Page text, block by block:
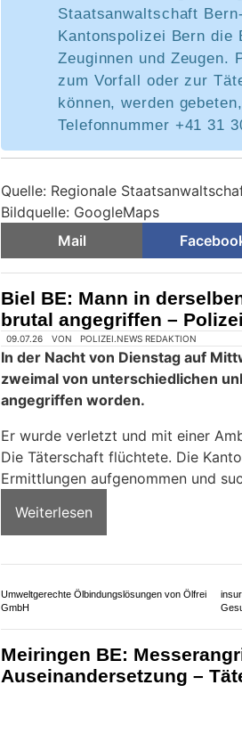
Staatsanwaltschaft
Kantonspolizei Bern die
Zeuginnen und Zeugen.
zum Vorfall oder zur
können, werden
Telefonnummer +41 31
Quelle: Regionale
Bildquelle: GoogleMaps
Mail
Biel BE: Mann in
brutal angegriffen –